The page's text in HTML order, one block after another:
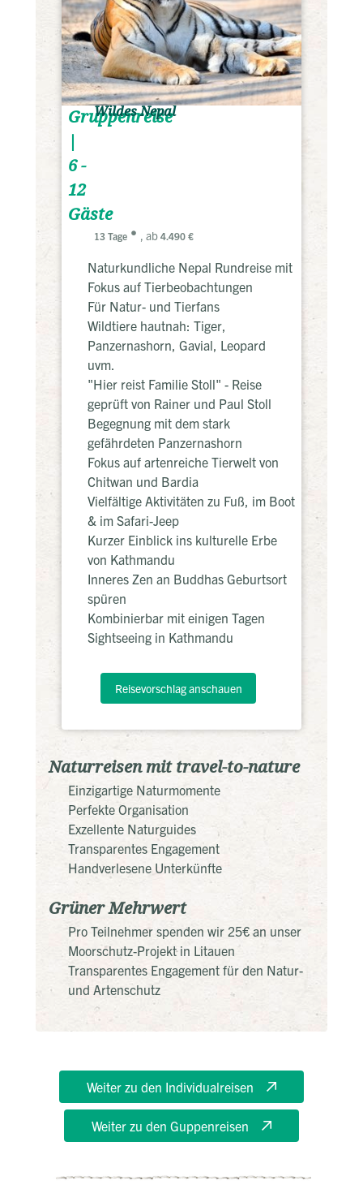
Naturreisen mit travel-to-nature
Einzigartige Naturmomente
Perfekte Organisation
Exzellente Naturguides
Transparentes Engagement
Handverlesene Unterkünfte
Grüner Mehrwert
Pro Teilnehmer spenden wir 25€ an unser
Moorschutz-Projekt in Litauen
Transparentes Engagement für den Natur-
und Artenschutz
Gruppenreise
|
6 -
12
Gäste
Wildes Nepal
13 Tage , ab 4.490 €
Naturkundliche Nepal Rundreise mit
Fokus auf Tierbeobachtungen
Für Natur- und Tierfans
Wildtiere hautnah: Tiger,
Panzernashorn, Gavial, Leopard
uvm.
"Hier reist Familie Stoll" - Reise
geprüft von Rainer und Paul Stoll
Begegnung mit dem stark
gefährdeten Panzernashorn
Fokus auf artenreiche Tierwelt von
Chitwan und Bardia
Vielfältige Aktivitäten zu Fuß, im Boot
& im Safari-Jeep
Kurzer Einblick ins kulturelle Erbe
von Kathmandu
Inneres Zen an Buddhas Geburtsort
spüren
Kombinierbar mit einigen Tagen
Sightseeing in Kathmandu
Reisevorschlag anschauen
Weiter zu den Individualreisen
Weiter zu den Guppenreisen